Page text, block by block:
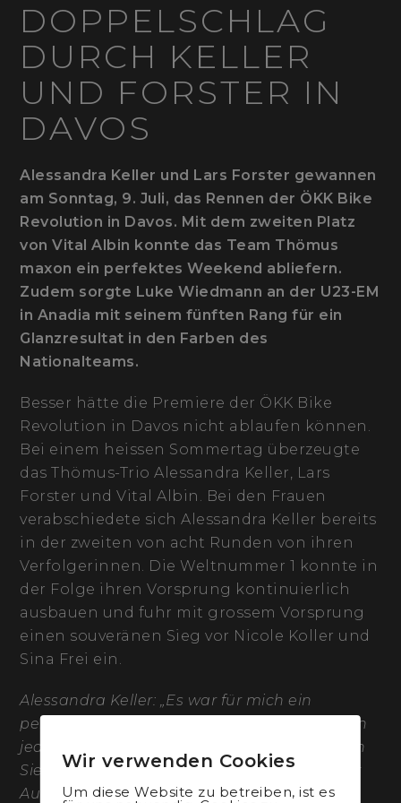
DOPPELSCHLAG
DURCH KELLER
UND FORSTER IN
DAVOS
Alessandra Keller und Lars Forster gewannen
am Sonntag, 9. Juli, das Rennen der ÖKK Bike
Revolution in Davos. Mit dem zweiten Platz
von Vital Albin konnte das Team Thömus
maxon ein perfektes Weekend abliefern.
Zudem sorgte Luke Wiedmann an der U23-EM
in Anadia mit seinem fünften Rang für ein
Glanzresultat in den Farben des
Nationalteams.
Besser hätte die Premiere der ÖKK Bike
Revolution in Davos nicht ablaufen können.
Bei einem heissen Sommertag überzeugte
das Thömus-Trio Alessandra Keller, Lars
Forster und Vital Albin. Bei den Frauen
verabschiedete sich Alessandra Keller bereits
in der zweiten von acht Runden von ihren
Verfolgerinnen. Die Weltnummer 1 konnte in
der Folge ihren Vorsprung kontinuierlich
ausbauen und fuhr mit grossem Vorsprung
einen souveränen Sieg vor Nicole Koller und
Sina Frei ein.
Alessandra Keller: „Es war für mich ein
perfektes Rennen. Ich konnte das Geschehen
jederzeit kontrollieren und damit einen tollen
Sieg einfahren. Für mich startet dadurch der
Aufbau in Richtung Weltmeisterschaften
Wir verwenden Cookies
Um diese Website zu betreiben, ist es